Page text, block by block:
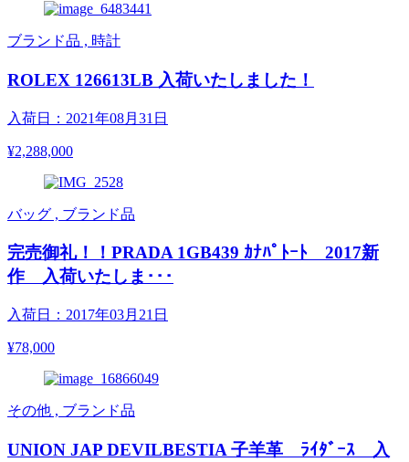
ブランド品 , 時計
ROLEX 126613LB 入荷いたしました！
入荷日：2021年08月31日
¥2,288,000
バッグ , ブランド品
完売御礼！！PRADA 1GB439 ｶﾅﾊﾟﾄｰﾄ 2017新
作 入荷いたしま･･･
入荷日：2017年03月21日
¥78,000
その他 , ブランド品
UNION JAP DEVILBESTIA 子羊革 ﾗｲﾀﾞｰｽ 入